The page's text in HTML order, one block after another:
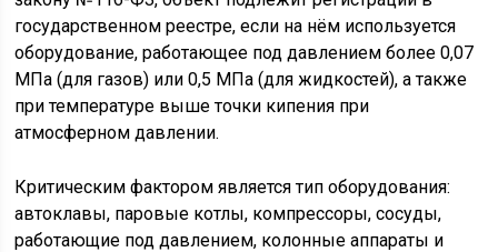
государственном реестре, если на нём используется
оборудование, работающее под давлением более 0,07
МПа (для газов) или 0,5 МПа (для жидкостей), а также
при температуре выше точки кипения при
атмосферном давлении.
Критическим фактором является тип оборудования:
автоклавы, паровые котлы, компрессоры, сосуды,
работающие под давлением, колонные аппараты и